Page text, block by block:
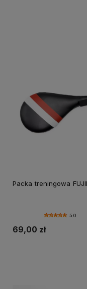
Packa treningowa
5.0
69,00 zł